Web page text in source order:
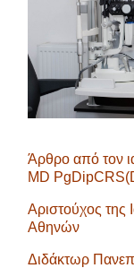
Άρθρο από τον
MD
Αριστούχος της
Αθηνών
Διδάκτωρ